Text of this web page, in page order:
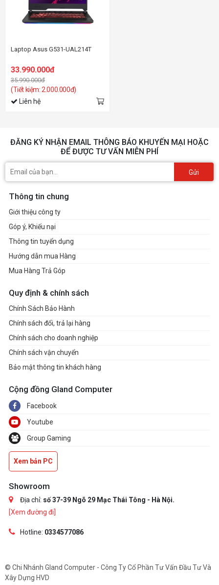
Laptop Asus G531-UAL214T
33.990.000đ
35.990.000đ
(Tiết kiệm: 2.000.000đ)
Liên hệ
ĐĂNG KÝ NHẬN EMAIL THÔNG BÁO KHUYẾN MẠI HOẶC
ĐỂ ĐƯỢC TƯ VẤN MIỄN PHÍ
Gửi
Thông tin chung
Giới thiệu công ty
Góp ý, Khiếu nại
Thông tin tuyển dụng
Hướng dẫn mua Hàng
Mua Hàng Trả Góp
Quy định & chính sách
Chính Sách Bảo Hành
Chính sách đổi, trả lại hàng
Chính sách cho doanh nghiệp
Chính sách vận chuyển
Bảo mật thông tin khách hàng
Cộng đồng Gland Computer
Facebook
Youtube
Group Gaming
Xem bản PC
Showroom
Địa chỉ: số 37-39 Ngõ 29 Mạc Thái Tông - Hà Nội.
[Xem đường đi]
Hotline: 0334577086
© Chi Nhánh Gland Computer - Công Ty Cổ Phần Tư Vấn Đầu Tư Và
Xây Dựng HVD